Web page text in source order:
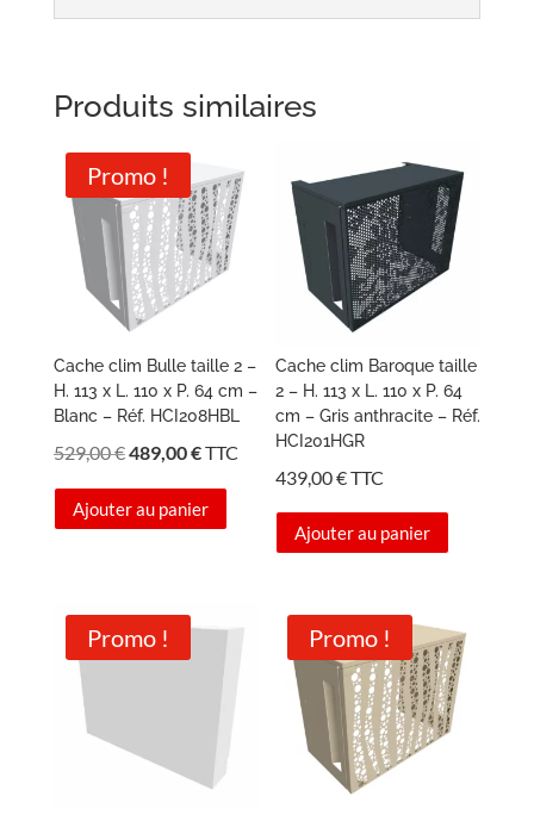
Produits similaires
Promo !
Cache clim Bulle taille 2 –
H. 113 x L. 110 x P. 64 cm –
Blanc – Réf. HCI208HBL
529,00€Le
initial
489,00€Le
actuel
TTC
Ajouter au panier
Cache clim Baroque taille
2 – H. 113 x L. 110 x P. 64
cm – Gris anthracite – Réf.
HCI201HGR
439,00€TTC
Ajouter au panier
Promo ! Promo !